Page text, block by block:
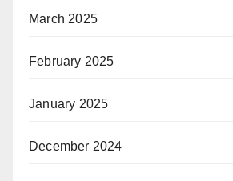
March 2025
February 2025
January 2025
December 2024